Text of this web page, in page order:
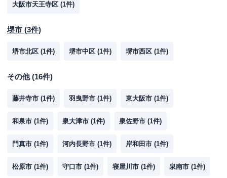
大阪市天王寺区 (1件)
堺市 (3件)
堺市北区 (1件) 堺市中区 (1件) 堺市西区 (1件)
その他(16件)
藤井寺市 (1件) 羽曳野市 (1件) 東大阪市 (1件)
和泉市 (1件) 泉大津市 (1件) 泉佐野市 (1件)
門真市 (1件) 河内長野市 (1件) 岸和田市 (1件)
松原市 (1件) 守口市 (1件) 寝屋川市 (1件) 泉南市 (1件)